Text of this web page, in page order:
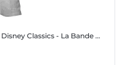
Disney Classics - La Bande à Picsou - Photo de groupe DuckTales Group - Femme T-shirt